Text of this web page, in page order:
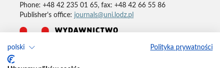
polski Polityka prywatności
Phone: +48 42 235 01 65, fax: +48 42 66 55 86
Publisher's office: journals@uni.lodz.pl
Deklaracja dostępności